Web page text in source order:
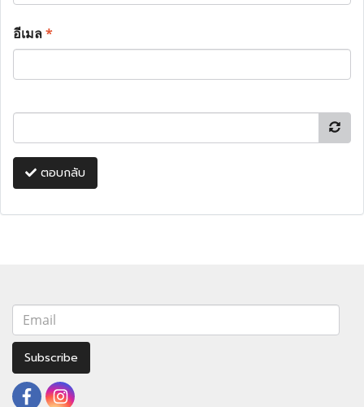
อีเมล*
ตอบกลับ
Subscribe